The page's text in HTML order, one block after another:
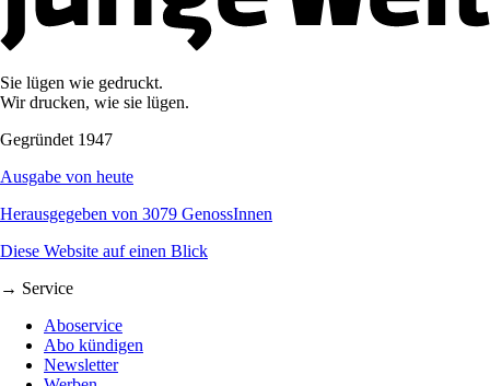
Sie lügen wie gedruckt.
Wir drucken, wie sie lügen.
Gegründet 1947
Ausgabe von heute
Herausgegeben von 3079 GenossInnen
Diese Website auf einen Blick
→ Service
Aboservice
Abo kündigen
Newsletter